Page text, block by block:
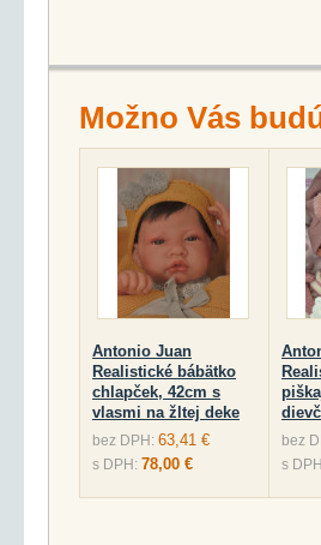
Možno Vás
Antonio Juan
Realistické bábätko
chlapček, 42cm s
vlasmi na žltej deke
bez DPH: 63,41 €
s DPH: 78,00 €
bez
s